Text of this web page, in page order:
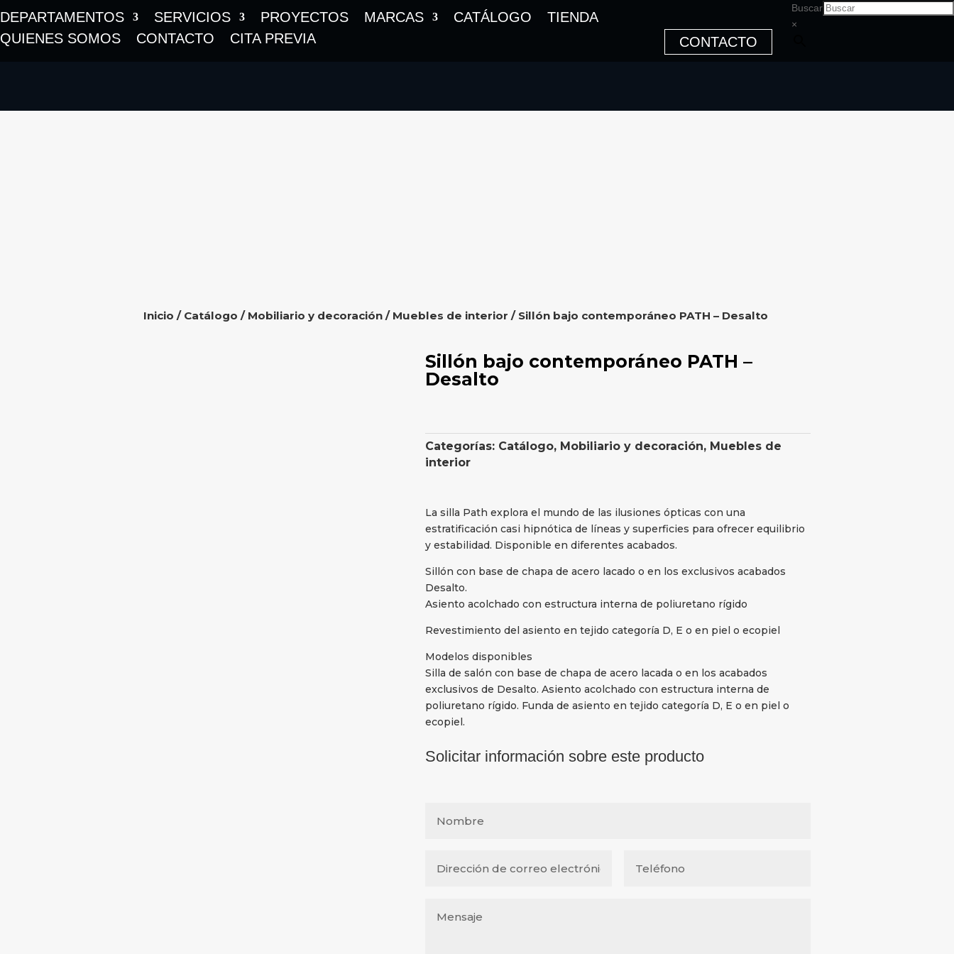
DEPARTAMENTOS SERVICIOS PROYECTOS MARCAS CATÁLOGO
TIENDA
QUIENES SOMOS
CONTACTO CITA PREVIA CONTACTO
Buscar
×
Inicio / Catálogo / Mobiliario y decoración/ Muebles de interior / Sillón bajo contemporáneo PATH – Desalto
Sillón bajo contemporáneo PATH –
Desalto
Categorías: Catálogo, Mobiliario y decoración, Muebles de
interior
La silla Path explora el mundo de las ilusiones ópticas con una
estratificación casi hipnótica de líneas y superficies para ofrecer equilibrio
y estabilidad. Disponible en diferentes acabados.
Sillón con base de chapa de acero lacado o en los exclusivos acabados
Desalto.
Asiento acolchado con estructura interna de poliuretano rígido
Revestimiento del asiento en tejido categoría D, E o en piel o ecopiel
Modelos disponibles
Silla de salón con base de chapa de acero lacada o en los acabados
exclusivos de Desalto. Asiento acolchado con estructura interna de
poliuretano rígido. Funda de asiento en tejido categoría D, E o en piel o
ecopiel.
Solicitar información sobre este producto